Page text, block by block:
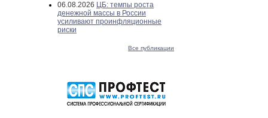
06.08.2026 ЦБ: темпы роста
денежной массы в России
усиливают проинфляционные
риски
Все публикации